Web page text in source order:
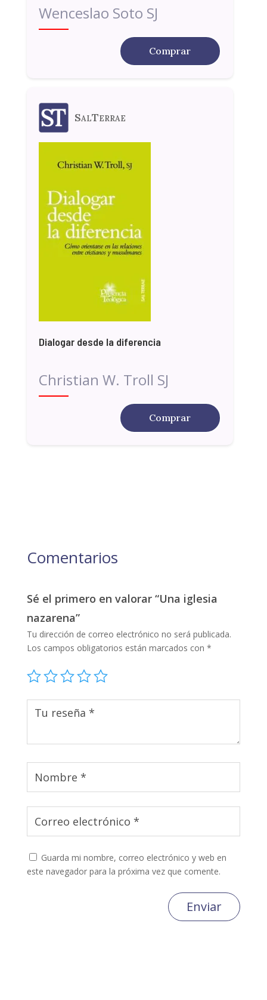
Wenceslao Soto SJ
Comprar
SalTerrae
Dialogar desde la diferencia
Christian W. Troll SJ
Comprar
Comentarios
Sé el primero en valorar “Una iglesia
nazarena”
Tu dirección de correo electrónico no será publicada.
Los campos obligatorios están marcados con *
Guarda mi nombre, correo electrónico y web en
este navegador para la próxima vez que comente.
Enviar